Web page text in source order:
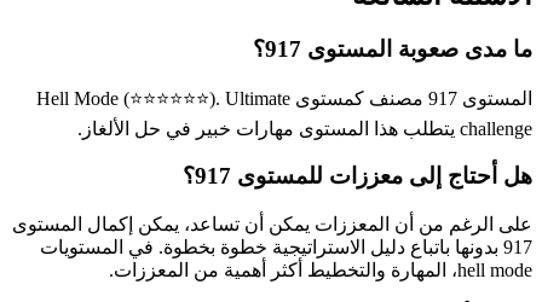
ما مدى صعوبة المستوى 917؟
المستوى 917 مصنف كمستوى Hell Mode (⭐⭐⭐⭐⭐⭐). Ultimate
challenge يتطلب هذا المستوى مهارات خبير في حل الألغاز.
هل أحتاج إلى معززات للمستوى 917؟
على الرغم من أن المعززات يمكن أن تساعد، يمكن إكمال المستوى
917 بدونها باتباع دليل الاستراتيجية خطوة بخطوة. في المستويات
hell mode، المهارة والتخطيط أكثر أهمية من المعززات.